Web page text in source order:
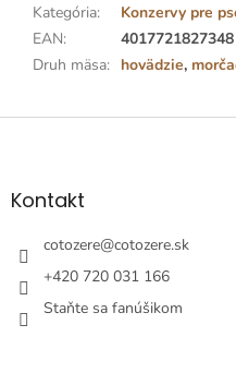
Kategória:
Konzervy pre
EAN:
4017721827348
Druh mäsa: hovädzie,
Z
äKontakt
cotozere@cotozere.sk
+420 720 031 166
Staňte sa fanúšikom